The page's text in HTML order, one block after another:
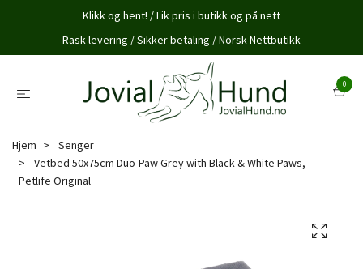
Klikk og hent! / Lik pris i butikk og på nett
Rask levering / Sikker betaling / Norsk Nettbutikk
0
Hjem
Senger
Vetbed 50x75cm Duo-Paw Grey with Black & White Paws,
Petlife Original